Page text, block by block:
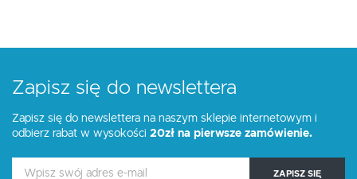
Zapisz się do newslettera
Zapisz się do newslettera na naszym sklepie internetowym i
odbierz rabat w wysokości 20zł na pierwsze zamówienie.
ZAPISZ SIĘ